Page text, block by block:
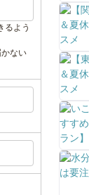
るよう
ない